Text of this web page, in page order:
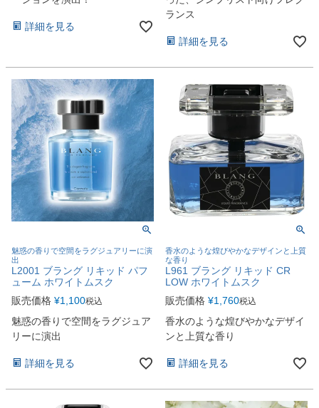
詳細を見る
ランス
詳細を見る
魅惑の香りで空間をラグジュアリーに演
出
L2001 ブラング リキッド パフ
ューム ホワイトムスク
販売価格 ¥1,100税込
魅惑の香りで空間をラグジュア
リーに演出
詳細を見る
香水のような煌びやかなデザインと上質
な香り
L961 ブラング リキッド CR
LOW ホワイトムスク
販売価格 ¥1,760税込
香水のような煌びやかなデザイ
ンと上質な香り
詳細を見る